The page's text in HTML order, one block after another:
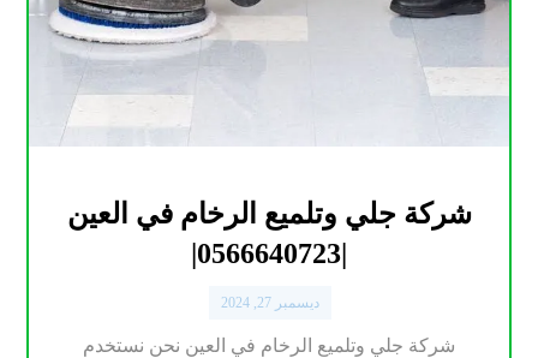
شركة جلي وتلميع الرخام في العين
ديسمبر 27, 2024
شركة جلي وتلميع الرخام في العين نحن نستخدم